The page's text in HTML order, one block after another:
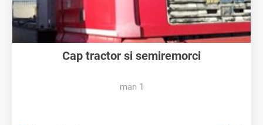
Cap tractor si semiremorci
man 1